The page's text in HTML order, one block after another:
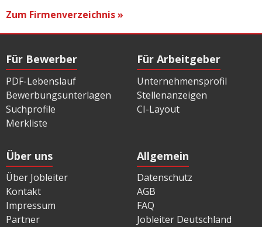
Zum Firmenverzeichnis »
Für Bewerber
PDF-Lebenslauf
Bewerbungsunterlagen
Suchprofile
Merkliste
Für Arbeitgeber
Unternehmensprofil
Stellenanzeigen
CI-Layout
Über uns
Über Jobleiter
Kontakt
Impressum
Partner
Allgemein
Datenschutz
AGB
FAQ
Jobleiter Deutschland